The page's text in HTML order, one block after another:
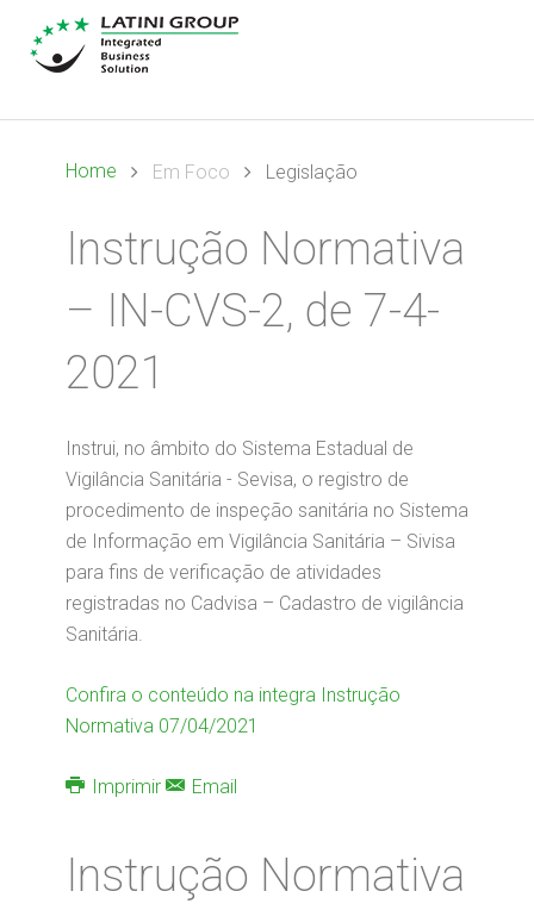
Home Em Foco Legislação
Instrução Normativa
– IN-CVS-2, de 7-4-
2021
Instrui, no âmbito do Sistema Estadual de
Vigilância Sanitária - Sevisa, o registro de
procedimento de inspeção sanitária no Sistema
de Informação em Vigilância Sanitária – Sivisa
para fins de verificação de atividades
registradas no Cadvisa – Cadastro de vigilância
Sanitária.
Confira o conteúdo na integra Instrução
Normativa 07/04/2021
Imprimir Email
Instrução Normativa